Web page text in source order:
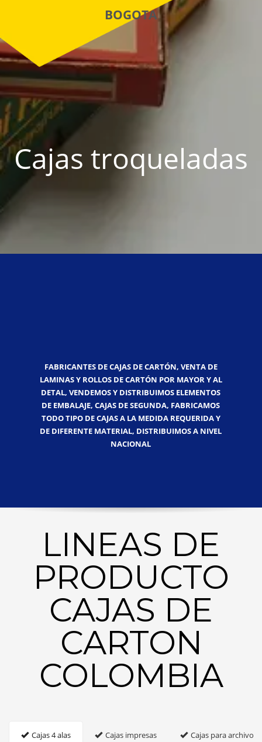
BOGOTA
Cajas troqueladas
FABRICANTES DE CAJAS DE CARTÓN, VENTA DE
LAMINAS Y ROLLOS DE CARTÓN POR MAYOR Y AL
DETAL, VENDEMOS Y DISTRIBUIMOS ELEMENTOS
DE EMBALAJE, CAJAS DE SEGUNDA, FABRICAMOS
TODO TIPO DE CAJAS A LA MEDIDA REQUERIDA Y
DE DIFERENTE MATERIAL, DISTRIBUIMOS A NIVEL
NACIONAL
LINEAS DE
PRODUCTO
CAJAS DE
CARTON
COLOMBIA
Cajas 4 alas Cajas impresas Cajas para archivo